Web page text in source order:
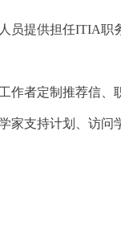
员提供担任ITIA职
作者定制推荐信、
家支持计划、访